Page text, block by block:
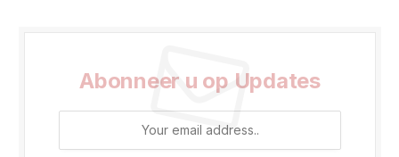
Abonneer u op Updates